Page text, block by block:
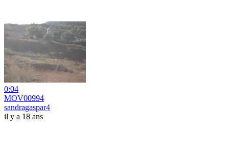
0:04
MOV00994
sandragaspar4
il y a 18 ans